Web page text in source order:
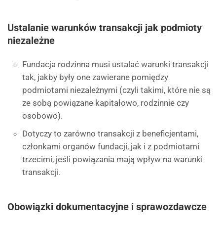
Ustalanie warunków transakcji jak podmioty
niezależne
Fundacja rodzinna musi ustalać warunki transakcji
tak, jakby były one zawierane pomiędzy
podmiotami niezależnymi (czyli takimi, które nie są
ze sobą powiązane kapitałowo, rodzinnie czy
osobowo).
Dotyczy to zarówno transakcji z beneficjentami,
członkami organów fundacji, jak i z podmiotami
trzecimi, jeśli powiązania mają wpływ na warunki
transakcji.
Obowiązki dokumentacyjne i sprawozdawcze